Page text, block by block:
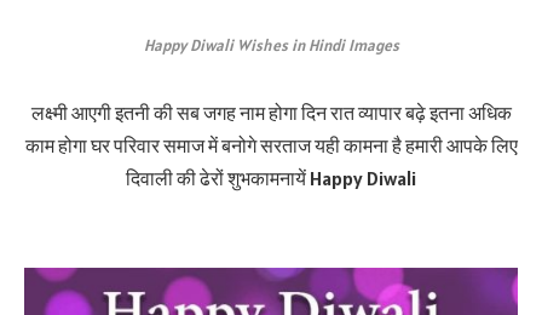
Happy Diwali Wishes in Hindi Images
लक्ष्मी आएगी इतनी की सब जगह नाम होगा दिन रात व्यापार बढ़े इतना अधिक
काम होगा घर परिवार समाज में बनोगे सरताज यही कामना है हमारी आपके लिए
दिवाली की ढेरों शुभकामनायें Happy Diwali